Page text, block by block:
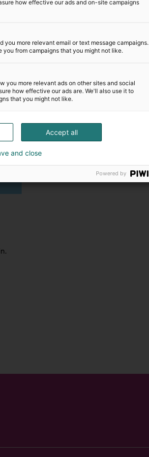
how effective our ads and on-site campaigns
you more relevant email or text message campaigns.
you from campaigns that you might not like.
you more relevant ads on other sites and social
how effective our ads are. We'll also use it to
that you might not like.
Accept all
and close
Powered by